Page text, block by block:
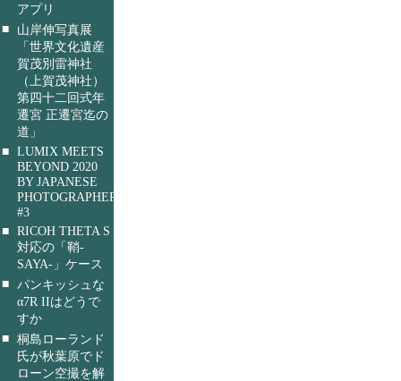
アプリ
■
山岸伸写真展
「世界文化遺産
賀茂別雷神社
（上賀茂神社）
第四十二回式年
遷宮 正遷宮迄の
道」
■ LUMIX MEETS
BEYOND 2020
BY JAPANESE
PHOTOGRAPHERS
#3
■ RICOH THETA S
対応の「鞘-
SAYA-」ケース
■ パンキッシュな
α7R IIはどうで
すか
■ 桐島ローランド
氏が秋葉原でド
ローン空撮を解